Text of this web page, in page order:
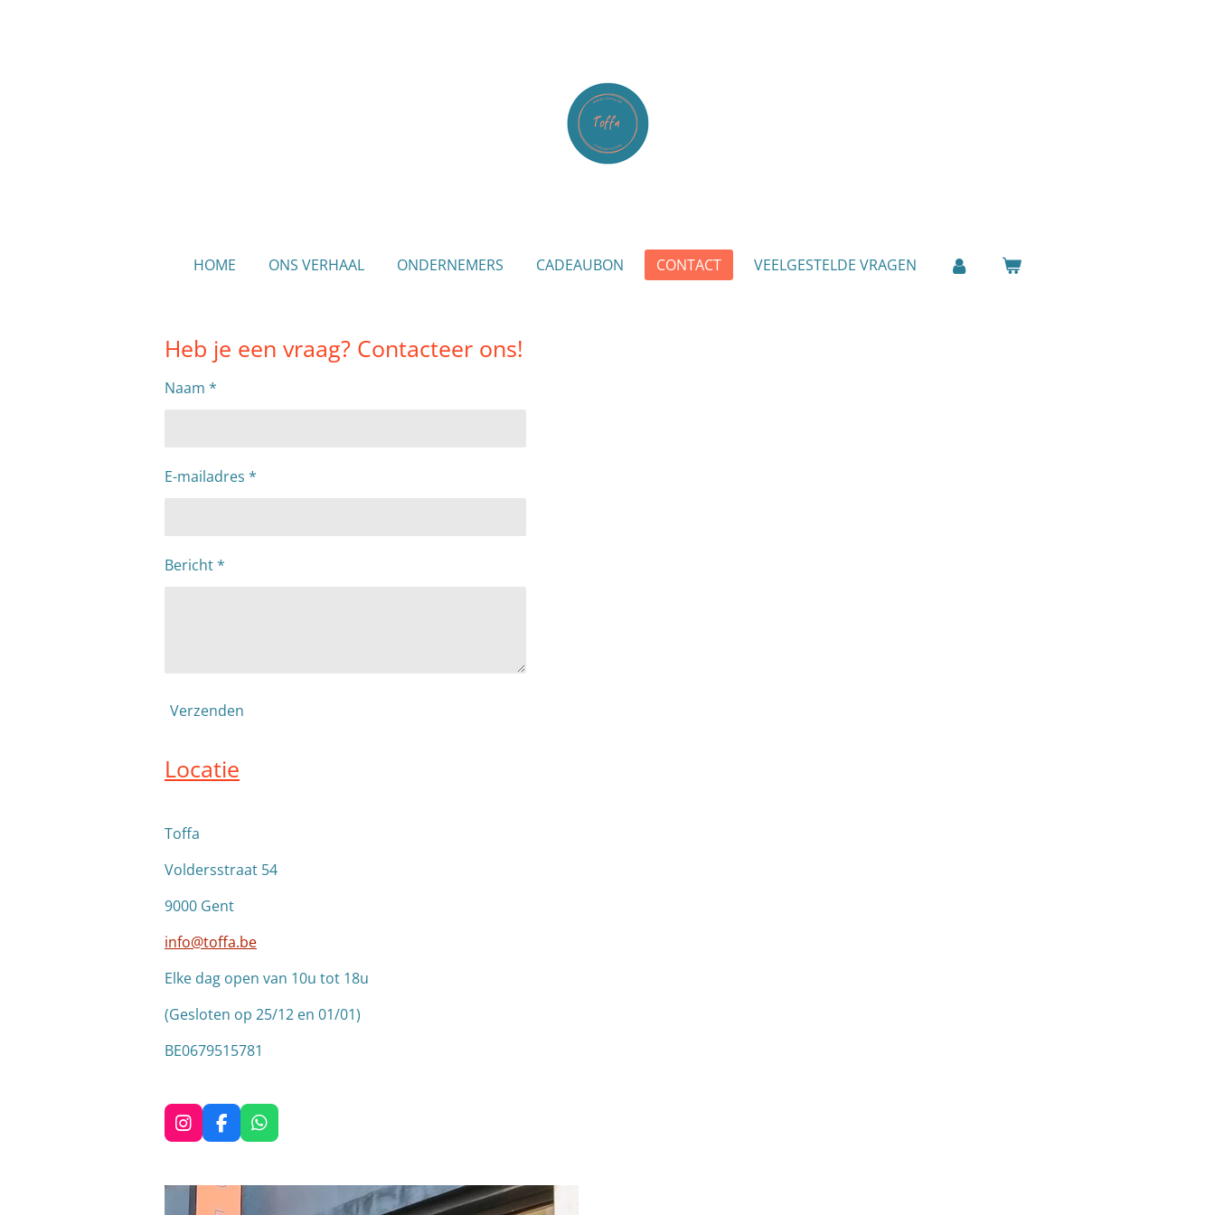
HOME ONS VERHAAL ONDERNEMERS CADEAUBON CONTACT VEELGESTELDE VRAGEN
Heb je een vraag? Contacteer ons!
Naam *
E-mailadres *
Bericht *
Verzenden
Locatie
Toffa
Voldersstraat 54
9000 Gent
info@toffa.be
Elke dag open van 10u tot 18u
(Gesloten op 25/12 en 01/01)
BE0679515781
I
n
t
a
F
a
e
W
h
t